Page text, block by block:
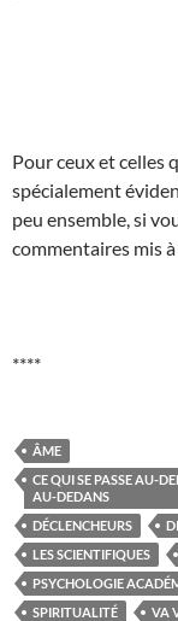
Pour ceux et celles
spécialement
peu ensemble, si
commentaires mis
****
ÂME
CE QUI SE PASSE AU-
AU-DEDANS
DÉCLENCHEURS
LES SCIENTIFIQUES
PSYCHOLOGIE
SPIRITUALITÉ
VA